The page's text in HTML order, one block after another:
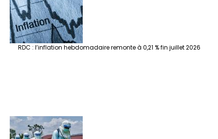
RDC : l’inflation hebdomadaire remonte à 0,21 % fin juillet 2026